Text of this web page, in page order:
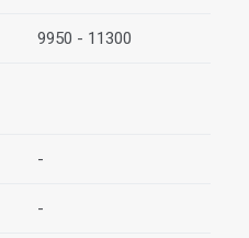
9950 - 11300
-
-